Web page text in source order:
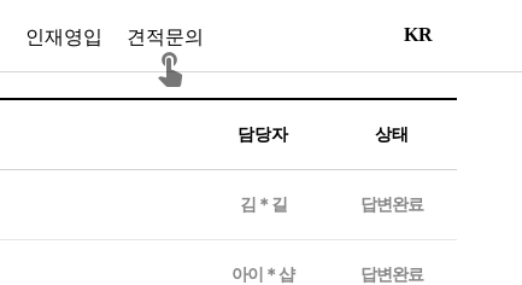
인재영입 견적문의 KR
담당자 상태
김＊길 답변완료
아이＊샵 답변완료